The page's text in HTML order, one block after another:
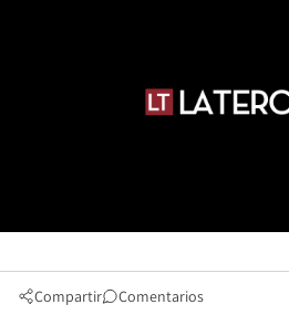
Compartir Comentarios